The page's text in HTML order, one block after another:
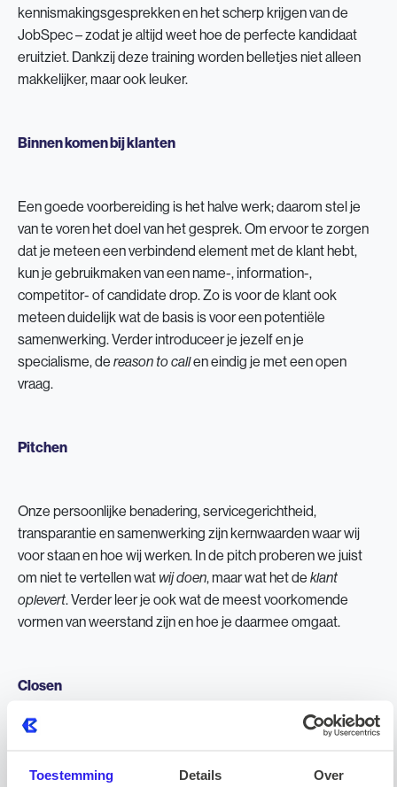
Toestemming Details Over
kennismakingsgesprekken en het scherp krijgen van de
JobSpec – zodat je altijd weet hoe de perfecte kandidaat
eruitziet. Dankzij deze training worden belletjes niet alleen
makkelijker, maar ook leuker.
Binnen komen bij klanten
Een goede voorbereiding is het halve werk; daarom stel je
van te voren het doel van het gesprek. Om ervoor te zorgen
dat je meteen een verbindend element met de klant hebt,
kun je gebruikmaken van een name-, information-,
competitor- of candidate drop. Zo is voor de klant ook
meteen duidelijk wat de basis is voor een potentiële
samenwerking. Verder introduceer je jezelf en je
specialisme, de reason to callen eindig je met een open
vraag.
Pitchen
Onze persoonlijke benadering, servicegerichtheid,
transparantie en samenwerking zijn kernwaarden waar wij
voor staan en hoe wij werken. In de pitch proberen we juist
om niet te vertellen watwij doen, maar wat het de klant
oplevert. Verder leer je ook wat de meest voorkomende
vormen van weerstand zijn en hoe je daarmee omgaat.
Closen
belang dat er afspraken gemaakt worden voor in de